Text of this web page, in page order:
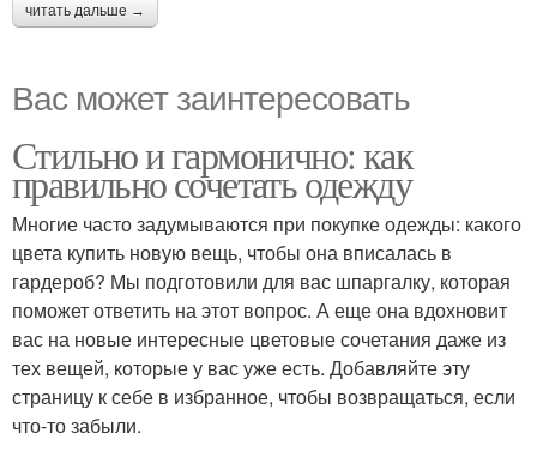
читать дальше →
Вас может заинтересовать
Стильно и гармонично: как
правильно сочетать одежду
Многие часто задумываются при покупке одежды: какого
цвета купить новую вещь, чтобы она вписалась в
гардероб? Мы подготовили для вас шпаргалку, которая
поможет ответить на этот вопрос. А еще она вдохновит
вас на новые интересные цветовые сочетания даже из
тех вещей, которые у вас уже есть. Добавляйте эту
страницу к себе в избранное, чтобы возвращаться, если
что-то забыли.